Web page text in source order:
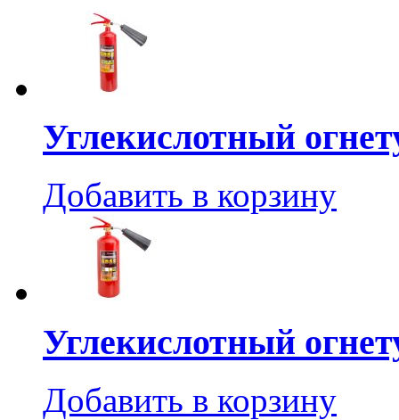
Углекислотный
Добавить в корзину
Углекислотный
Добавить в корзину